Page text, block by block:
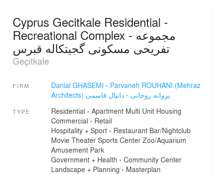
Cyprus Gecitkale Residential -
Recreational Complex - مجموعه
تفریحی مسکونی گجیتکاله قبرس
Geçitkale
FIRM
Danial GHASEMI - Parvaneh ROUHANI (Mehraz
Architects) پروانه روحانی - دانیال قاسمی
TYPE Residential › Apartment Multi Unit Housing
Commercial › Retail
Hospitality + Sport› Restaurant Bar/Nightclub
Movie Theater Sports Center Zoo/Aquarium
Amusement Park
Government + Health › Community Center
Landscape + Planning › Masterplan